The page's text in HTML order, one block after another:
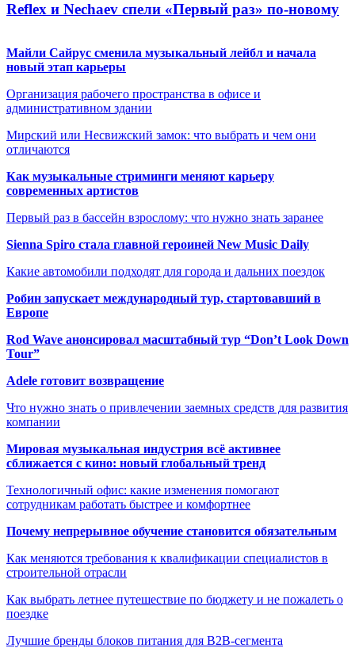
Reflex и Nechaev спели «Первый раз» по-новому
Майли Сайрус сменила музыкальный лейбл и начала
новый этап карьеры
Организация рабочего пространства в офисе и
административном здании
Мирский или Несвижский замок: что выбрать и чем они
отличаются
Как музыкальные стриминги меняют карьеру
современных артистов
Первый раз в бассейн взрослому: что нужно знать заранее
Sienna Spiro стала главной героиней New Music Daily
Какие автомобили подходят для города и дальних поездок
Робин запускает международный тур, стартовавший в
Европе
Rod Wave анонсировал масштабный тур “Don’t Look Down
Tour”
Adele готовит возвращение
Что нужно знать о привлечении заемных средств для развития
компании
Мировая музыкальная индустрия всё активнее
сближается с кино: новый глобальный тренд
Технологичный офис: какие изменения помогают
сотрудникам работать быстрее и комфортнее
Почему непрерывное обучение становится обязательным
Как меняются требования к квалификации специалистов в
строительной отрасли
Как выбрать летнее путешествие по бюджету и не пожалеть о
поездке
Лучшие бренды блоков питания для B2B-сегмента